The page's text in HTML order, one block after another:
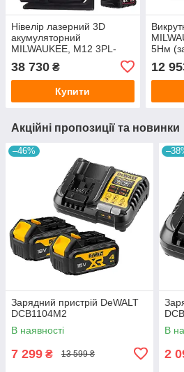
Нівелір лазерний 3D
акумуляторний
MILWAUKEE, M12 3PL-
зелений промінь)
(зарядний пристрій С12 С,
1 акумулятор
38 730 ₴
Купити
5Нм
12
Акційні пропозиції та новинки
–46%
Зарядний пристрій DeWALT
DCB1104M2
В наявності
7 299 ₴ 13 599 ₴
В
2